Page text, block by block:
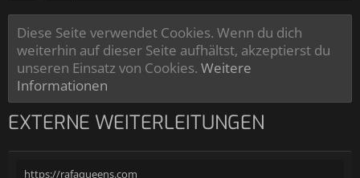
Diese Seite verwendet Cookies. Wenn du dich
weiterhin auf dieser Seite aufhältst, akzeptierst du
unseren Einsatz von Cookies. Weitere
Informationen
EXTERNE WEITERLEITUNGEN
https://rafaqueens.com